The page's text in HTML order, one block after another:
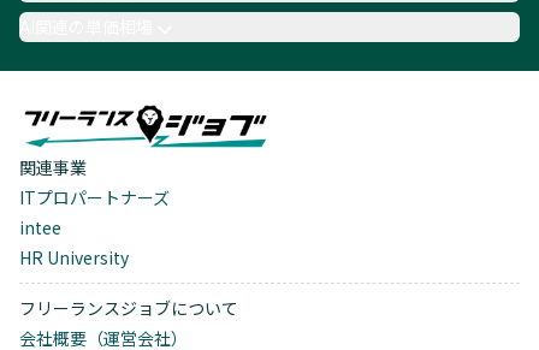
AI関連の単価相場
関連事業
ITプロパートナーズ
intee
HR University
フリーランスジョブについて
会社概要（運営会社）